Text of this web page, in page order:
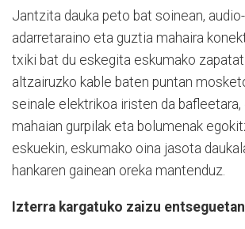
Jantzita dauka peto bat soinean,
adarretaraino eta guztia mahaira
txiki bat du eskegita eskumako
altzairuzko kable baten puntan
seinale elektrikoa iristen da
mahaian gurpilak eta bolumenak
eskuekin, eskumako oina jasota
hankaren gainean oreka mantenduz.
Izterra kargatuko zaizu